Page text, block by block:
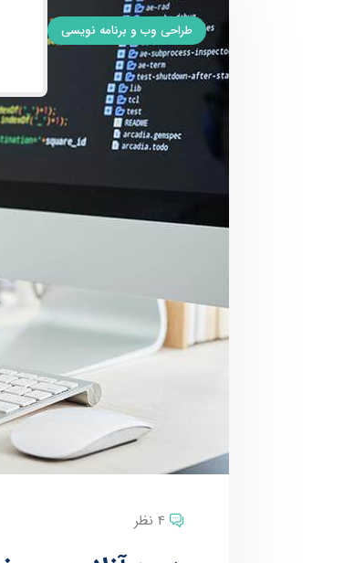
طراحی وب و برنامه نویسی
4 نظر